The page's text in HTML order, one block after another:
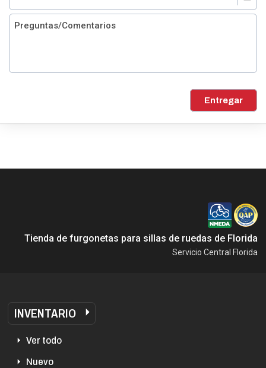
Entregar
Tienda de furgonetas para sillas de ruedas de Florida
Servicio Central Florida
INVENTARIO
Ver todo
Nuevo